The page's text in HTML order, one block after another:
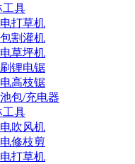
工具
打草机
割灌机
草坪机
锂电锯
高枝锯
包/充电器
工具
吹风机
修枝剪
打草机